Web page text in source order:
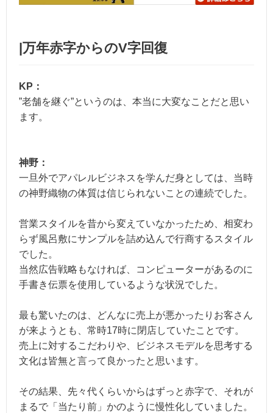
|万年赤字からのV字回復
KP：
”老舗を継ぐ”というのは、本当に大変なことだと思い
ます。
神野：
一旦外でアパレルビジネスを学んだ身としては、当時
の神野織物の体質は信じられないことの連続でした。
営業スタイルを昔から変えていなかったため、相変わ
らず風呂敷にサンプルを詰め込んで行商するスタイル
でした。
当然広告戦略もなければ、コンピューターがあるのに
手書き伝票を使用しているような状況でした。
最も驚いたのは、どんなに売上が悪かったりお客さん
が来ようとも、常時17時に閉店していたことです。
売上に対するこだわりや、ビジネスモデルを思考する
文化は皆無と言って良かったと思います。
その結果、先々代くらいからはずっと赤字で、それが
まるで「当たり前」かのように慢性化していました。